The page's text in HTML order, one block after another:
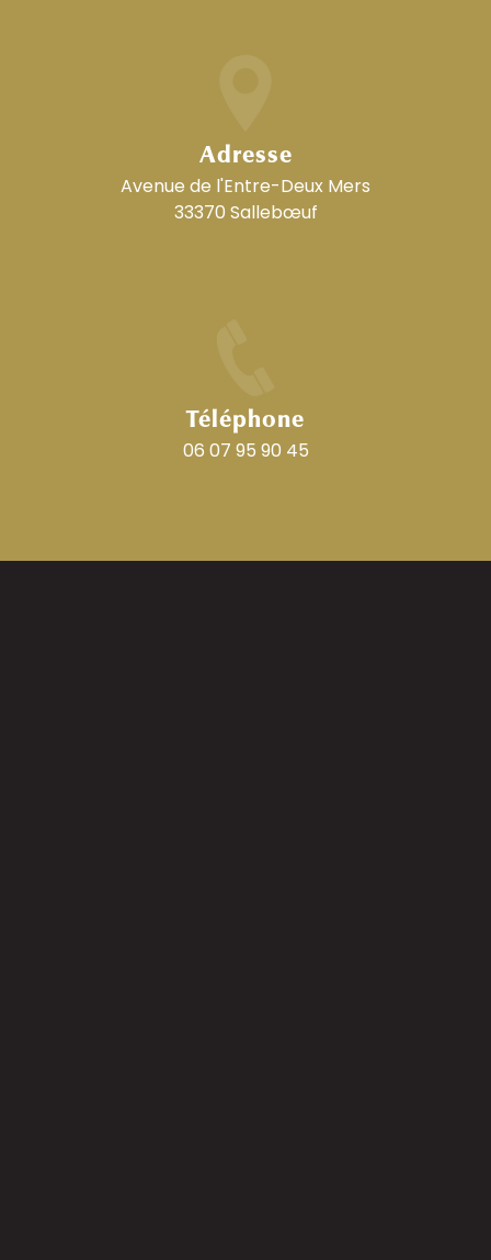
Adresse
Avenue de l'Entre-Deux Mers
33370 Sallebœuf
Téléphone
06 07 95 90 45